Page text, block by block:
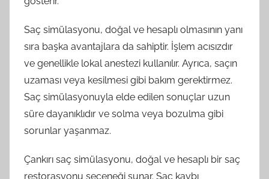
Saç simülasyonu, doğal ve hesaplı olmasının yanı
sıra başka avantajlara da sahiptir. İşlem acısızdır
ve genellikle lokal anestezi kullanılır. Ayrıca, saçın
uzaması veya kesilmesi gibi bakım gerektirmez.
Saç simülasyonuyla elde edilen sonuçlar uzun
süre dayanıklıdır ve solma veya bozulma gibi
sorunlar yaşanmaz.
Çankırı saç simülasyonu, doğal ve hesaplı bir saç
restorasyonu seçeneği sunar. Saç kaybı